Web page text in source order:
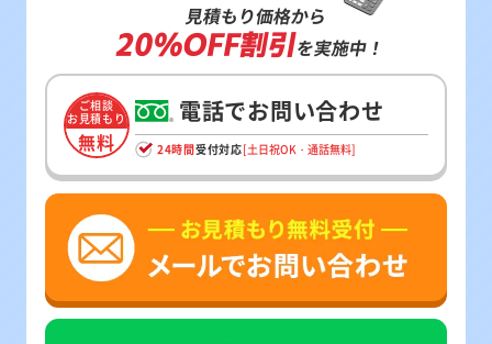
見積もり価格から
20%OFF割引を実施中！
ご相談
お見積もり
無料
電話でお問い合わせ
24時間受付対応[土日祝OK・通話無料]